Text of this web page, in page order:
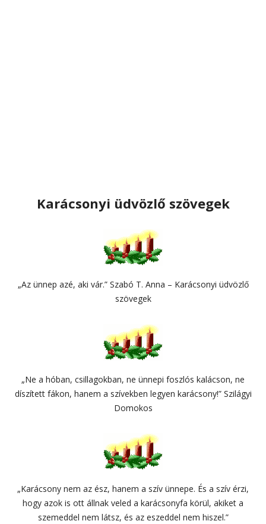
Karácsonyi üdvözlő szövegek
„Az ünnep azé, aki vár.” Szabó T. Anna – Karácsonyi üdvözlő
szövegek
„Ne a hóban, csillagokban, ne ünnepi foszlós kalácson, ne
díszített fákon, hanem a szívekben legyen karácsony!” Szilágyi
Domokos
„Karácsony nem az ész, hanem a szív ünnepe. És a szív érzi,
hogy azok is ott állnak veled a karácsonyfa körül, akiket a
szemeddel nem látsz, és az eszeddel nem hiszel.”